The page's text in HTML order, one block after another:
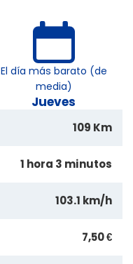
El día más barato (de
media)
Jueves
109 Km
1 hora 3 minutos
103.1 km/h
7,50 €